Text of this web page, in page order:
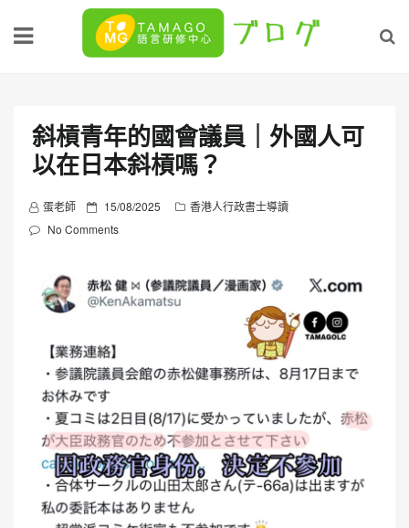
斜槓青年的國會議員｜外國人可
以在日本斜槓嗎？
蛋老師
P
o
e
n
15/08/2025
香港人行政書士導讀
No Comments